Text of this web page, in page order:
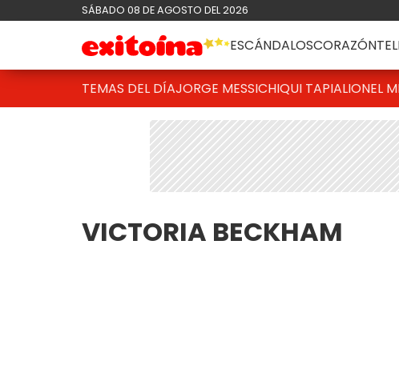
SÁBADO 08 DE AGOSTO DEL 2026
ESCÁNDALOSCORAZÓN
TEMAS DEL DÍAJORGE MESSICHIQUI TAPIALIONEL
VICTORIA BECKHAM